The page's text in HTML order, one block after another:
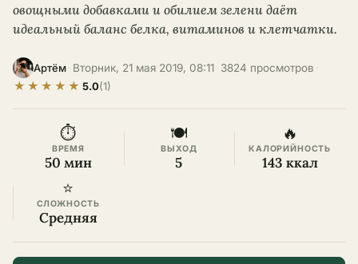
овощными добавками и обилием зелени даёт
идеальный баланс белка, витаминов и клетчатки.
Артём Вторник, 21 мая 2019, 08:11 3824 просмотров
★ ★ ★ ★ ★ 5.0(1)
⏱
ВРЕМЯ
50 мин
🍽
ВЫХОД
5
🔥
КАЛОРИЙНОСТЬ
143 ккал
⭐
СЛОЖНОСТЬ
Средняя